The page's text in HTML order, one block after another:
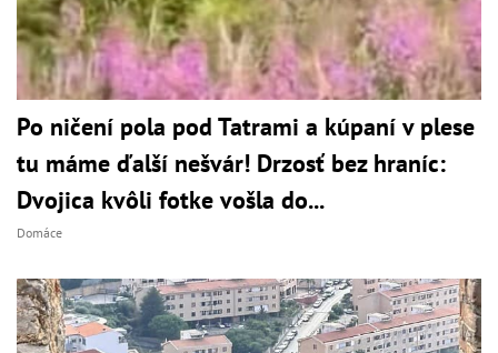
Po ničení pola pod Tatrami a kúpaní v plese
tu máme ďalší nešvár! Drzosť bez hraníc:
Dvojica kvôli fotke vošla do...
Domáce